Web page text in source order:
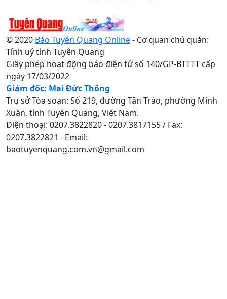
© 2020 Báo Tuyên Quang Online- Cơ quan chủ quản:
Tỉnh uỷ tỉnh Tuyên Quang
Giấy phép hoạt động báo điện tử số 140/GP-BTTTT cấp
ngày 17/03/2022
Giám đốc: Mai Đức Thông
Trụ sở Tòa soạn: Số 219, đường Tân Trào, phường Minh
Xuân, tỉnh Tuyên Quang, Việt Nam.
Điện thoại: 0207.3822820 - 0207.3817155 / Fax:
0207.3822821 - Email:
baotuyenquang.com.vn@gmail.com